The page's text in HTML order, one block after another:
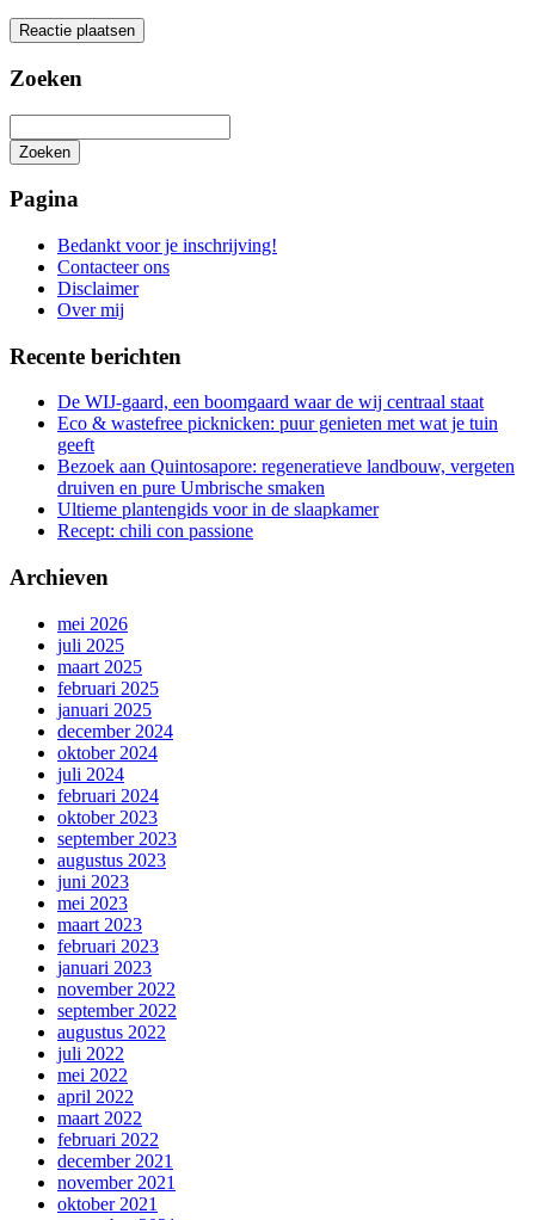
Zoeken
Zoeken
zoeken
Pagina
Bedankt voor je inschrijving!
Contacteer ons
Disclaimer
Over mij
Recente berichten
De WIJ-gaard, een boomgaard waar de wij centraal staat
Eco & wastefree picknicken: puur genieten met wat je tuin
geeft
Bezoek aan Quintosapore: regeneratieve landbouw, vergeten
druiven en pure Umbrische smaken
Ultieme plantengids voor in de slaapkamer
Recept: chili con passione
Archieven
mei 2026
juli 2025
maart 2025
februari 2025
januari 2025
december 2024
oktober 2024
juli 2024
februari 2024
oktober 2023
september 2023
augustus 2023
juni 2023
mei 2023
maart 2023
februari 2023
januari 2023
november 2022
september 2022
augustus 2022
juli 2022
mei 2022
april 2022
maart 2022
februari 2022
december 2021
november 2021
oktober 2021